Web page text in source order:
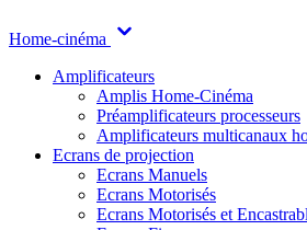
Home-cinéma
Amplificateurs
Amplis Home-Cinéma
Préamplificateurs processeurs
Amplificateurs multicanaux
Ecrans de projection
Ecrans Manuels
Ecrans Motorisés
Ecrans Motorisés et